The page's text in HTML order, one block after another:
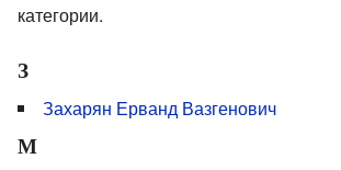
категории.
З
Захарян Ерванд Вазгенович
М